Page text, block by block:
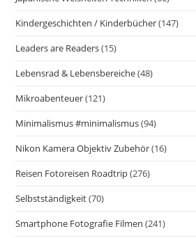
Kindergeschichten / Kinderbücher(147)
Leaders are Readers(15)
Lebensrad & Lebensbereiche(48)
Mikroabenteuer(121)
Minimalismus #minimalismus(94)
Nikon Kamera Objektiv Zubehör(16)
Reisen Fotoreisen Roadtrip(276)
Selbstständigkeit(70)
Smartphone Fotografie Filmen (241)